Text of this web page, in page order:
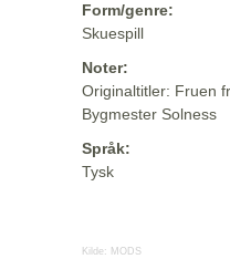
Form/genre:
Skuespill
Noter:
Originaltitler: Fruen
Bygmester Solness
Språk:
Tysk
Kilde: MODS